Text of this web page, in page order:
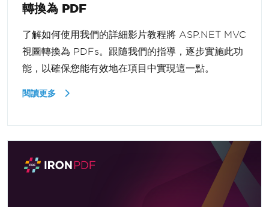
轉換為 PDF
了解如何使用我們的詳細影片教程將 ASP.NET MVC
視圖轉換為 PDFs。跟隨我們的指導，逐步實施此功
能，以確保您能有效地在項目中實現這一點。
閱讀更多